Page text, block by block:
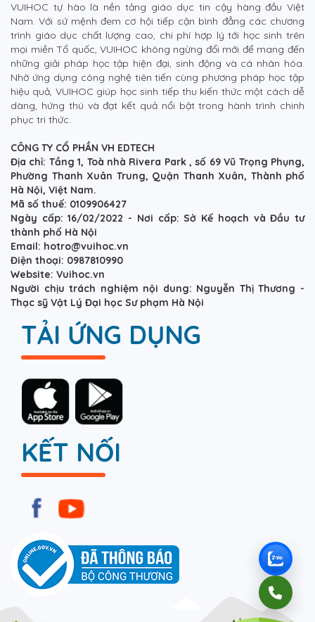
VUIHOC tự hào là nền tảng giáo dục tin cậy hàng đầu Việt
Nam. Với sứ mệnh đem cơ hội tiếp cận bình đẳng các chương
trình giáo dục chất lượng cao, chi phí hợp lý tới học sinh trên
mọi miền Tổ quốc, VUIHOC không ngừng đổi mới để mang đến
những giải pháp học tập hiện đại, sinh động và cá nhân hóa.
Nhờ ứng dụng công nghệ tiên tiến cùng phương pháp học tập
hiệu quả, VUIHOC giúp học sinh tiếp thu kiến thức một cách dễ
dàng, hứng thú và đạt kết quả nổi bật trong hành trình chinh
phục tri thức.
CÔNG TY CỔ PHẦN VH EDTECH
Địa chỉ: Tầng 1, Toà nhà Rivera Park , số 69 Vũ Trọng Phụng,
Phường Thanh Xuân Trung, Quận Thanh Xuân, Thành phố
Hà Nội, Việt Nam.
Mã số thuế: 0109906427
Ngày cấp: 16/02/2022 - Nơi cấp: Sở Kế hoạch và Đầu tư
thành phố Hà Nội
Email: hotro@vuihoc.vn
Điện thoại: 0987810990
Website: Vuihoc.vn
Người chịu trách nghiệm nội dung: Nguyễn Thị Thương -
Thạc sỹ Vật Lý Đại học Sư phạm Hà Nội
TẢI ỨNG DỤNG
KẾT NỐI